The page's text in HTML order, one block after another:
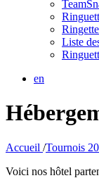
Liste
en
Accueil /Tournois
Voici nos hôtel